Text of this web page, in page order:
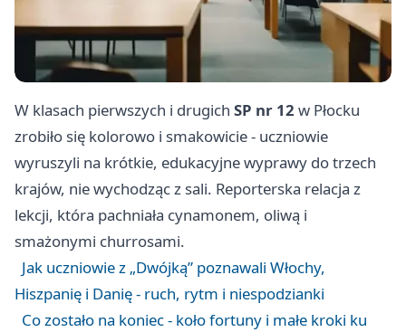
W klasach pierwszych i drugich SP nr 12 w Płocku
zrobiło się kolorowo i smakowicie - uczniowie
wyruszyli na krótkie, edukacyjne wyprawy do trzech
krajów, nie wychodząc z sali. Reporterska relacja z
lekcji, która pachniała cynamonem, oliwą i
smażonymi churrosami.
Jak uczniowie z „Dwójką” poznawali Włochy,
Hiszpanię i Danię - ruch, rytm i niespodzianki
Co zostało na koniec - koło fortuny i małe kroki ku